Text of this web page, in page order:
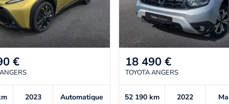
€
2023 Automatique
18 490 €
TOYOTA ANGERS
52 190 km 2022